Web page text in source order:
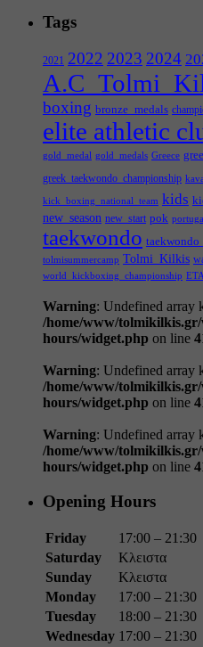
Tags
2021 2022 2023 2024
boxing bronze_medals
elite athletic
gold_medal gold_medals Greece
greek_taekwondo_championship
kick_boxing_national_team kids
new_season new_start pok
taekwondo
tolmisummercamp Tolmi_Kilkis
world_kickboxing_championship
Warning: Undefined array
/home/www/
hours/widget.php on line
Warning: Undefined array
/home/www/
hours/widget.php on line
Warning: Undefined array
/home/www/
hours/widget.php on line
Opening Hours
Friday
17:00 – 21:30
Saturday
Κλειστα
Sunday
Κλειστα
Monday
17:00 – 21:30
Tuesday
18:00 – 21:30
Wednesday 17:00 – 21:30